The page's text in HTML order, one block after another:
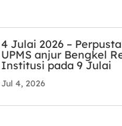
4 Julai 2026 –
UPMS anjur Bengkel
Institusi pada 9 Julai
Jul 4, 2026